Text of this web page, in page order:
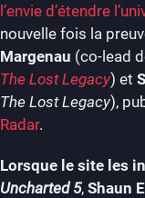
l’envie d’étendre
nouvelle fois la
Margenau (co-lead
The Lost Legacy) et
The Lost Legacy),
Radar.
Lorsque le site les
Uncharted 5, Shaun